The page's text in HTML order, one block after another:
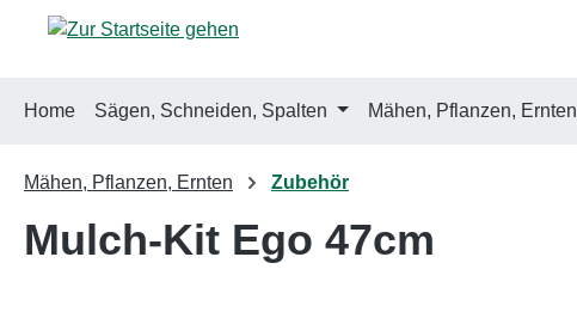
Hauptinhalt springen
Zur Suche springen
Zur Hauptnavigation springen
Home Sägen, Schneiden, Spalten Mähen, Pflanzen, Ernten
Mähen, Pflanzen, Ernten Zubehör
Mulch-Kit Ego 47cm